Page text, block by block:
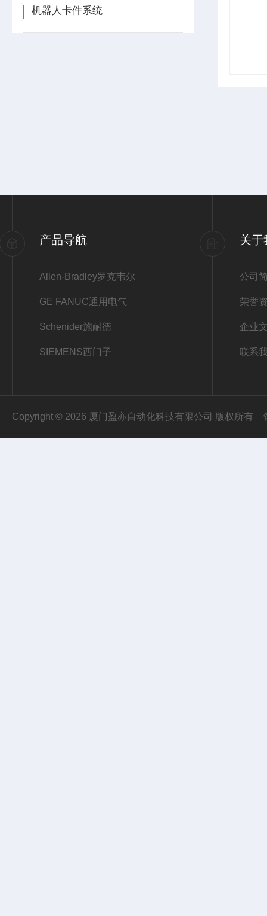
机器人卡件系统
产品导航
Allen-Bradley罗克韦尔
GE FANUC通用电气
Schenider施耐德
SIEMENS西门子
关于
公司
荣誉
企业
联系
Copyright © 2026 厦门盈亦自动化科技有限公司 版权所有